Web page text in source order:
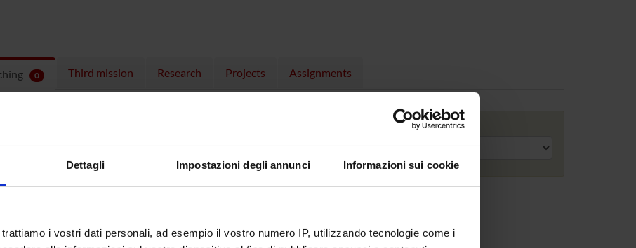
Dettagli Impostazioni degli annunci Informazioni sui cookie
trattiamo i vostri dati personali, ad esempio il vostro numero IP, utilizzando tecnologie come i
0 Third mission Research Projects Assignments
running in the period selected:0.
the module to see the timetable and course details.
Academic year